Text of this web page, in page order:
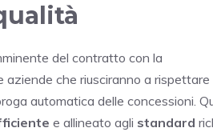
del contratto con la
aziende che riusciranno a rispettare
automatica delle concessioni.
e allineato agli standard